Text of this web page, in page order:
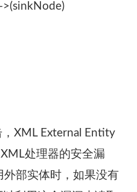
XML External Entity
处理器的安全漏
部实体时，如果没有